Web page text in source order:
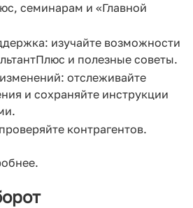
семинарам и «Главной
изучайте возможности
и полезные советы.
отслеживайте
и сохраняйте инструкции
контрагентов.